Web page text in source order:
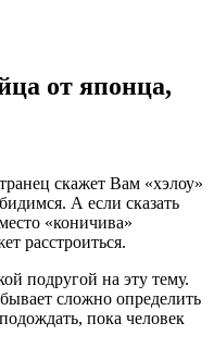
от японца,
скажет Вам «хэлоу»
А если сказать
«коничива»
расстроиться.
подругой на эту тему.
сложно определить
пока человек